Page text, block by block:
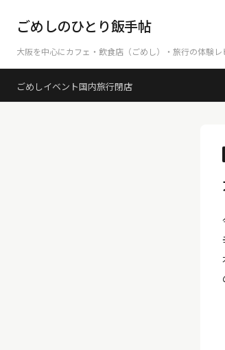
ごめしのひとり飯手帖
大阪を中心にカフェ・飲食店（ごめし）・旅行の体験
ごめしイベント国内旅行閉店